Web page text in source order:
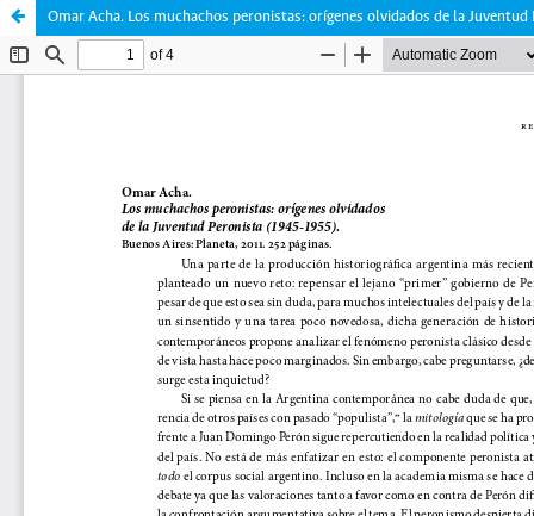
Omar Acha. Los muchachos peronistas: orígenes olvidados de la